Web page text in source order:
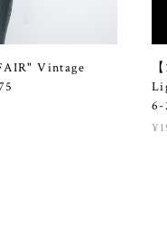
Vintage
6-